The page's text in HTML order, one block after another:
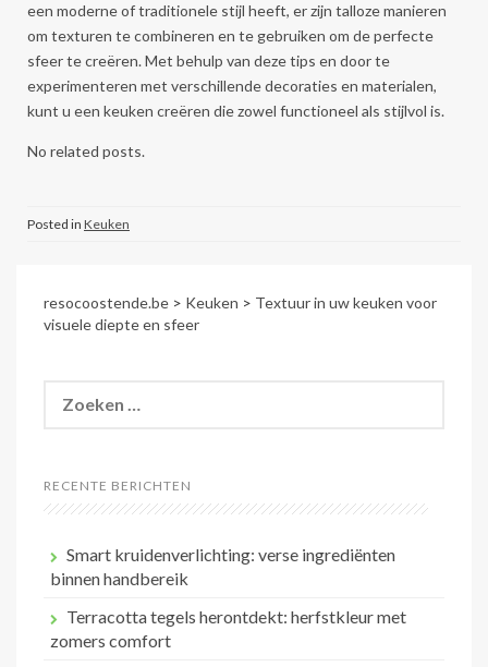
een moderne of traditionele stijl heeft, er zijn talloze manieren
om texturen te combineren en te gebruiken om de perfecte
sfeer te creëren. Met behulp van deze tips en door te
experimenteren met verschillende decoraties en materialen,
kunt u een keuken creëren die zowel functioneel als stijlvol is.
No related posts.
Posted in Keuken
resocoostende.be > Keuken > Textuur in uw keuken voor
visuele diepte en sfeer
naar:
RECENTE BERICHTEN
Smart kruidenverlichting: verse ingrediënten
binnen handbereik
Terracotta tegels herontdekt: herfstkleur met
zomers comfort